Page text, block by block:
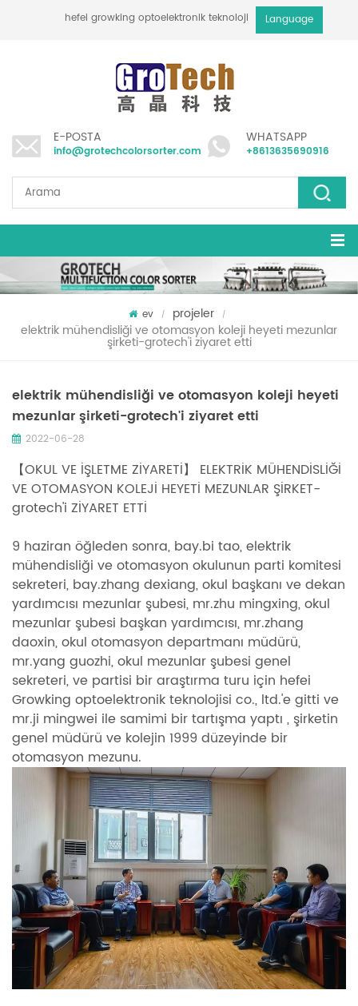
hefei growking optoelektronik teknoloji co., ltd
Language
E-POSTA
info@grotechcolorsorter.com
WHATSAPP
+8613635690916
ev / projeler /
elektrik mühendisliği ve otomasyon koleji heyeti mezunlar
şirketi-grotech'i ziyaret etti
elektrik mühendisliği ve otomasyon koleji heyeti
mezunlar şirketi-grotech'i ziyaret etti
2022-06-28
【OKUL VE İŞLETME ZİYARETİ】 ELEKTRİK MÜHENDİSLİĞİ
VE OTOMASYON KOLEJİ HEYETİ MEZUNLAR ŞİRKET-
grotech'i ZİYARET ETTİ
9 haziran öğleden sonra, bay.bi tao, elektrik
mühendisliği ve otomasyon okulunun parti komitesi
sekreteri, bay.zhang dexiang, okul başkanı ve dekan
yardımcısı mezunlar şubesi, mr.zhu mingxing, okul
mezunlar şubesi başkan yardımcısı, mr.zhang
daoxin, okul otomasyon departmanı müdürü,
mr.yang guozhi, okul mezunlar şubesi genel
sekreteri, ve partisi bir araştırma turu için hefei
Growking optoelektronik teknolojisi co., ltd.'e gitti ve
mr.ji mingwei ile samimi bir tartışma yaptı , şirketin
genel müdürü ve kolejin 1999 düzeyinde bir
otomasyon mezunu.